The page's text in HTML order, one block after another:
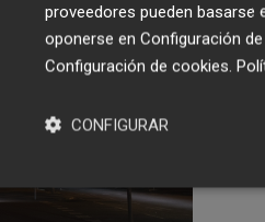
El
proveedores pueden basarse
oponerse en Configuración
Configuración de cookies.
CONFIGURAR